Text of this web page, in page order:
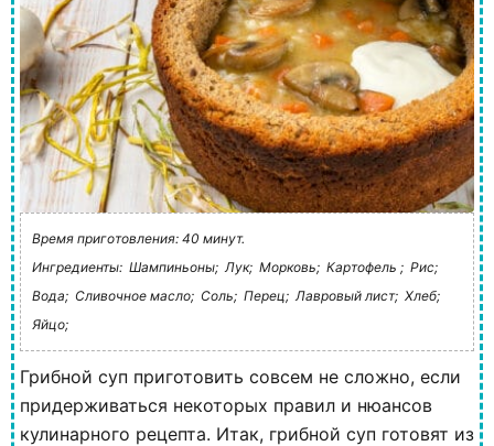
Время приготовления: 40 минут.
Ингредиенты: Шампиньоны; Лук; Морковь; Картофель ; Рис;
Вода; Сливочное масло; Соль; Перец; Лавровый лист; Хлеб;
Яйцо;
Грибной суп приготовить совсем не сложно, если
придерживаться некоторых правил и нюансов
кулинарного рецепта. Итак, грибной суп готовят из